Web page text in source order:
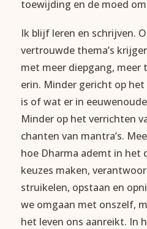
toewijding en de moed
Ik blijf leren en schrijven.
vertrouwde thema’s
met meer diepgang, meer
erin. Minder gericht op
is of wat er in
Minder op het verrichten
chanten van mantra’s.
hoe Dharma ademt in het
keuzes maken,
struikelen, opstaan en
we omgaan met onszelf,
het leven ons aanreikt. In